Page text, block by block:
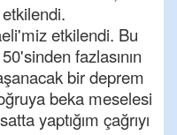
etkilendi.
etkilendi. Bu
fazlasının
bir deprem
beka meselesi
yaptığım çağrıyı